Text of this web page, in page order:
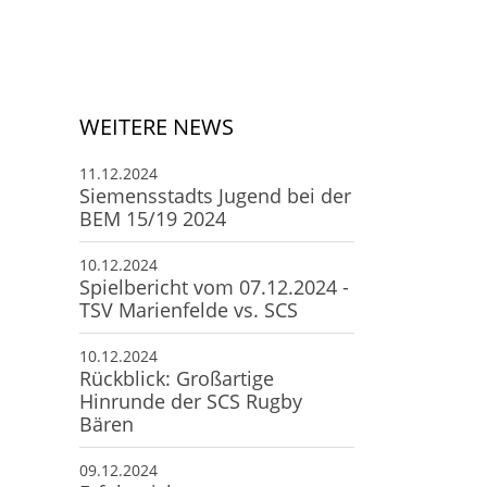
WEITERE NEWS
11.12.2024
Siemensstadts Jugend bei der
BEM 15/19 2024
10.12.2024
Spielbericht vom 07.12.2024 -
TSV Marienfelde vs. SCS
10.12.2024
Rückblick: Großartige
Hinrunde der SCS Rugby
Bären
09.12.2024